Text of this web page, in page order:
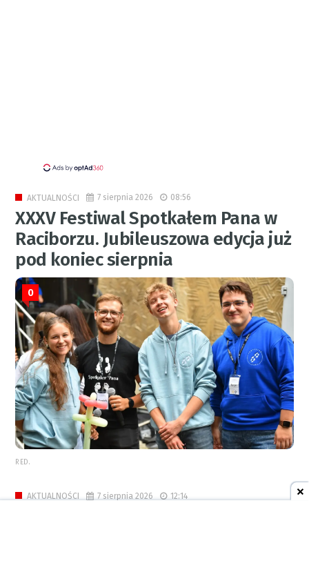
AKTUALNOŚCI 7 sierpnia 2026 08:56
XXXV Festiwal Spotkałem Pana w
Raciborzu. Jubileuszowa edycja już
pod koniec sierpnia
0
RED.
AKTUALNOŚCI 7 sierpnia 2026 12:14